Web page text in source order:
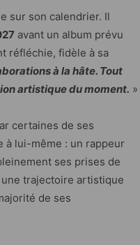
sur son calendrier. Il
avant un album prévu
réfléchie, fidèle à sa
à la hâte. Tout
artistique du moment. »
certaines de ses
à lui-même : un rappeur
ses prises de
trajectoire artistique
de ses